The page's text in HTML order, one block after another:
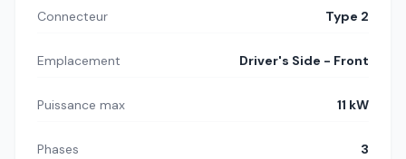
Connecteur Type 2
Emplacement Driver's Side - Front
Puissance max 11 kW
Phases 3